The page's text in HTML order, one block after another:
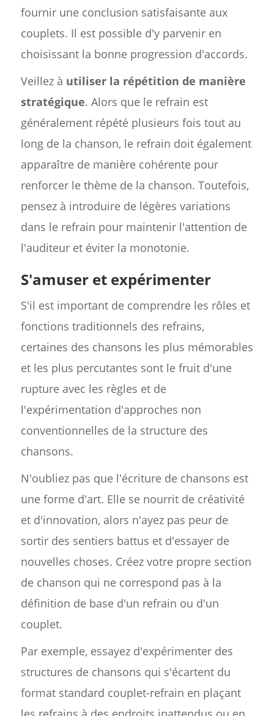
fournir une conclusion satisfaisante aux
couplets. Il est possible d'y parvenir en
choisissant la bonne progression d'accords.
Veillez à utiliser la répétition de manière
stratégique. Alors que le refrain est
généralement répété plusieurs fois tout au
long de la chanson, le refrain doit également
apparaître de manière cohérente pour
renforcer le thème de la chanson. Toutefois,
pensez à introduire de légères variations
dans le refrain pour maintenir l'attention de
l'auditeur et éviter la monotonie.
S'amuser et expérimenter
S'il est important de comprendre les rôles et
fonctions traditionnels des refrains,
certaines des chansons les plus mémorables
et les plus percutantes sont le fruit d'une
rupture avec les règles et de
l'expérimentation d'approches non
conventionnelles de la structure des
chansons.
N'oubliez pas que l'écriture de chansons est
une forme d'art. Elle se nourrit de créativité
et d'innovation, alors n'ayez pas peur de
sortir des sentiers battus et d'essayer de
nouvelles choses. Créez votre propre section
de chanson qui ne correspond pas à la
définition de base d'un refrain ou d'un
couplet.
Par exemple, essayez d'expérimenter des
structures de chansons qui s'écartent du
format standard couplet-refrain en plaçant